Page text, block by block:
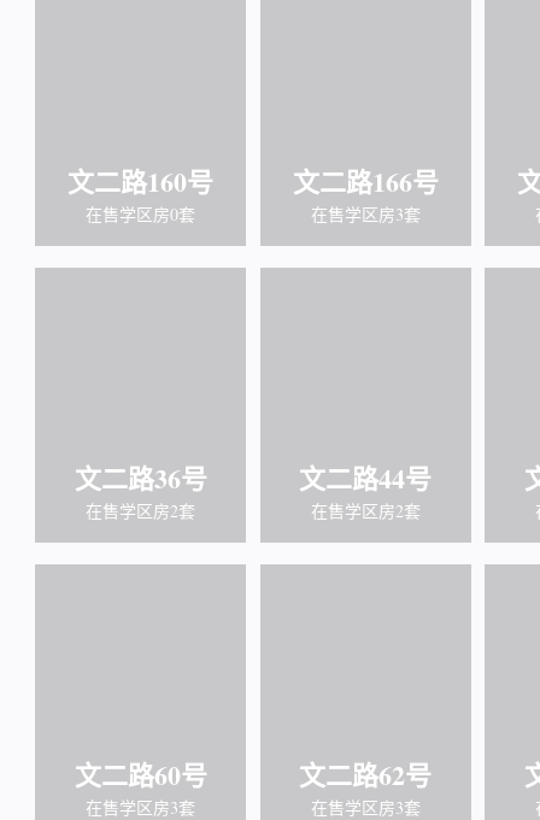
文二路160号
在售学区房0套
文二路166号
在售学区房3套
文二路36号
在售学区房2套
文二路44号
在售学区房2套
文二路60号
在售学区房3套
文二路62号
在售学区房3套